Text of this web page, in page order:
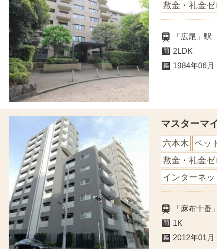
敷金・礼金ゼ
「広尾」
2LDK
1984年06月
マスターマ
六本木 ペッ
敷金・礼金ゼ
インターネ
「麻布十
1K
2012年01月